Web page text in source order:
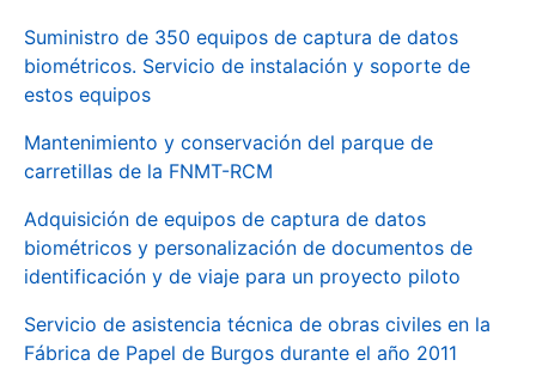
Suministro de 350 equipos de captura de datos
biométricos. Servicio de instalación y soporte de
estos equipos
Mantenimiento y conservación del parque de
carretillas de la FNMT-RCM
Adquisición de equipos de captura de datos
biométricos y personalización de documentos de
identificación y de viaje para un proyecto piloto
Servicio de asistencia técnica de obras civiles en la
Fábrica de Papel de Burgos durante el año 2011